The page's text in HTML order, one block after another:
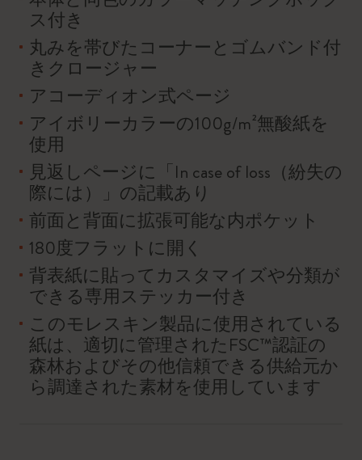
ス付き
丸みを帯びたコーナーとゴムバンド付
きクロージャー
アコーディオン式ページ
アイボリーカラーの100g/m²無酸紙を
使用
見返しページに「In case of loss（紛失の
際には）」の記載あり
前面と背面に拡張可能な内ポケット
180度フラットに開く
背表紙に貼ってカスタマイズや分類が
できる専用ステッカー付き
このモレスキン製品に使用されている
紙は、適切に管理されたFSC™認証の
森林およびその他信頼できる供給元か
ら調達された素材を使用しています